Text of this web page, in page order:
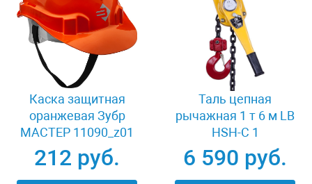
Каска защитная
оранжевая Зубр
МАСТЕР 11090_z01
212 руб.
Таль цепная
рычажная 1 т 6 м LB
HSH-C 1
6 590 руб.